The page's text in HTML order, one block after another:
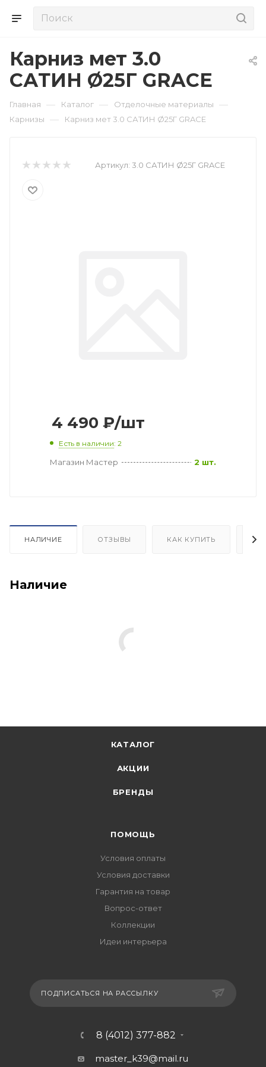
Карниз мет 3.0
САТИН Ø25Г GRACE
Главная — Каталог — Отделочные материалы —
Карнизы — Карниз мет 3.0 САТИН Ø25Г GRACE
Артикул: 3.0 САТИН Ø25Г GRACE
4 490 ₽/шт
Есть в наличии: 2
Магазин Мастер 2 шт.
НАЛИЧИЕ ОТЗЫВЫ КАК КУПИТЬ
Наличие
КАТАЛОГ
АКЦИИ
БРЕНДЫ
ПОМОЩЬ
Условия оплаты
Условия доставки
Гарантия на товар
Вопрос-ответ
Коллекции
Идеи интерьера
ПОДПИСАТЬСЯ НА РАССЫЛКУ
8 (4012) 377-882
master_k39@mail.ru